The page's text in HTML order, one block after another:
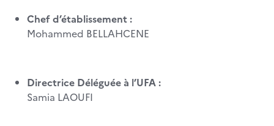
Chef d’établissement :
Mohammed BELLAHCENE
Directrice Déléguée à l’UFA :
Samia LAOUFI